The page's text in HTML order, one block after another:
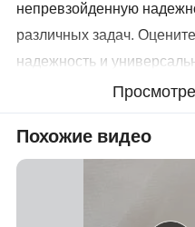
непревзойденную
различных задач.
надежность и
обеспечивают ее статус
производственном
Благодаря
можем легко получить
минимизирует
Похожие видео